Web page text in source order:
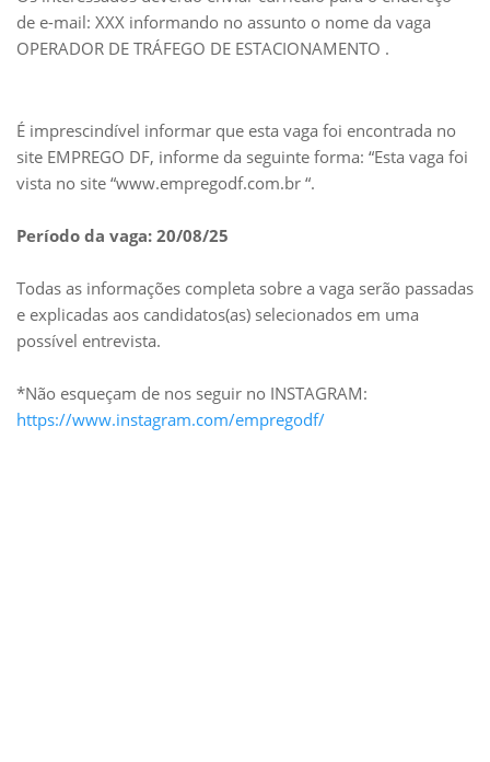
de e-mail: XXX informando no assunto o nome da vaga
OPERADOR DE TRÁFEGO DE ESTACIONAMENTO .
É imprescindível informar que esta vaga foi encontrada no
site EMPREGO DF, informe da seguinte forma: “Esta vaga foi
vista no site “www.empregodf.com.br “.
Período da vaga: 20/08/25
Todas as informações completa sobre a vaga serão passadas
e explicadas aos candidatos(as) selecionados em uma
possível entrevista.
*Não esqueçam de nos seguir no INSTAGRAM:
https://www.instagram.com/empregodf/